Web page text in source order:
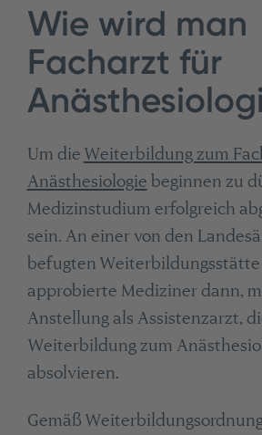
Wie wird man
Facharzt für
Um die Weiterbildung zum
Anästhesiologie beginnen zu
Medizinstudium erfolgreich
sein. An einer von den
befugten
approbierte Mediziner dann,
Anstellung als Assistenzarzt,
Weiterbildung zum
absolvieren.
Gemäß